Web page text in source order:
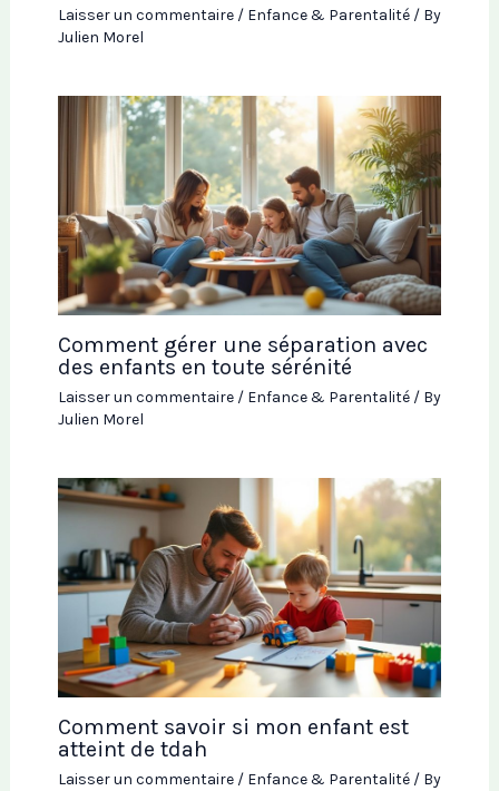
Laisser un commentaire / Enfance & Parentalité/ By
Julien Morel
Comment gérer une séparation avec
des enfants en toute sérénité
Laisser un commentaire / Enfance & Parentalité/ By
Julien Morel
Comment savoir si mon enfant est
atteint de tdah
Laisser un commentaire / Enfance & Parentalité/ By